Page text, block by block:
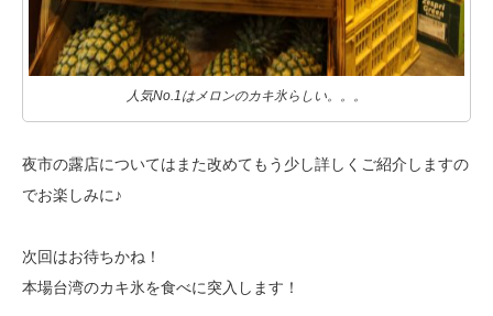
人気No.1はメロンのカキ氷らしい。。。
夜市の露店についてはまた改めてもう少し詳しくご紹介しますの
でお楽しみに♪
次回はお待ちかね！
本場台湾のカキ氷を食べに突入します！